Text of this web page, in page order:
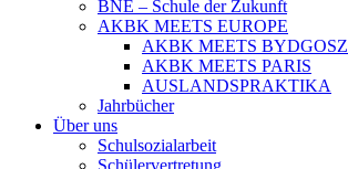
BNE – Schule der Zukunft
AKBK MEETS EUROPE
AKBK MEETS
AKBK MEETS PARIS
AUSLANDSPRAKTIKA
Jahrbücher
Über uns
Schulsozialarbeit
Schülervertretung